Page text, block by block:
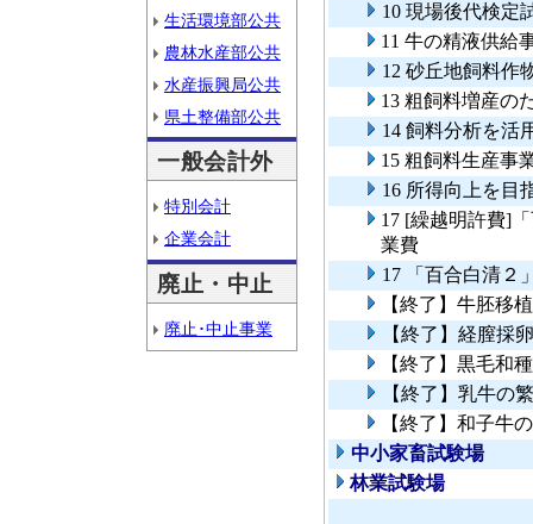
生活環境部公共
農林水産部公共
水産振興局公共
県土整備部公共
一般会計外
特別会計
企業会計
廃止・中止
廃止･中止事業
10 現場後代検定
11 牛の精液供給
12 砂丘地飼料作
13 粗飼料増産の
14 飼料分析を活
15 粗飼料生産事
16 所得向上を目
17 [繰越明許費]
業費
17 「百合白清２
【終了】牛胚移
【終了】経膣採
【終了】黒毛和
【終了】乳牛の
【終了】和子牛
中小家畜試験場
林業試験場